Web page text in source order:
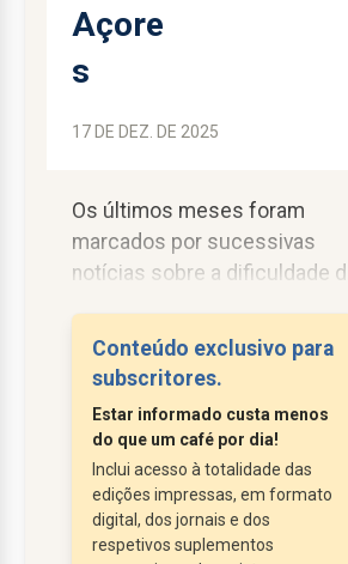
Açore
s
17 DE DEZ. DE 2025
Os últimos meses foram
marcados por sucessivas
notícias sobre a dificuldade de
em pagar o subsídio de férias
(14.º mês).
devido a mais uma crise de
tesouraria, não pagou na data
prevista a totalidade do
subsídio de férias. Quem se
lembra da promessa do
Conteúdo exclusivo para
subscritores.
Estar informado custa menos
do que um café por dia!
Inclui acesso à totalidade das
edições impressas, em formato
digital, dos jornais e dos
respetivos suplementos